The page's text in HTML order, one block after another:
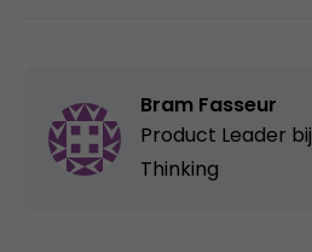
Bram Fasseur
Product Leader bij
Thinking